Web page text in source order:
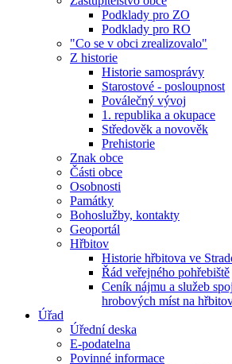
Podklady pro ZO
Podklady pro RO
"Co se v obci zrealizovalo"
Z historie
Historie samosprávy
Starostové - posloupnost
Poválečný vývoj
1. republika a okupace
Středověk a novověk
Prehistorie
Znak obce
Části obce
Osobnosti
Památky
Bohoslužby, kontakty
Geoportál
Hřbitov
Historie hřbitova ve
Řád veřejného pohřebiště
Ceník nájmu a služeb
hrobových míst na
Úřad
Úřední deska
E-podatelna
Povinné informace